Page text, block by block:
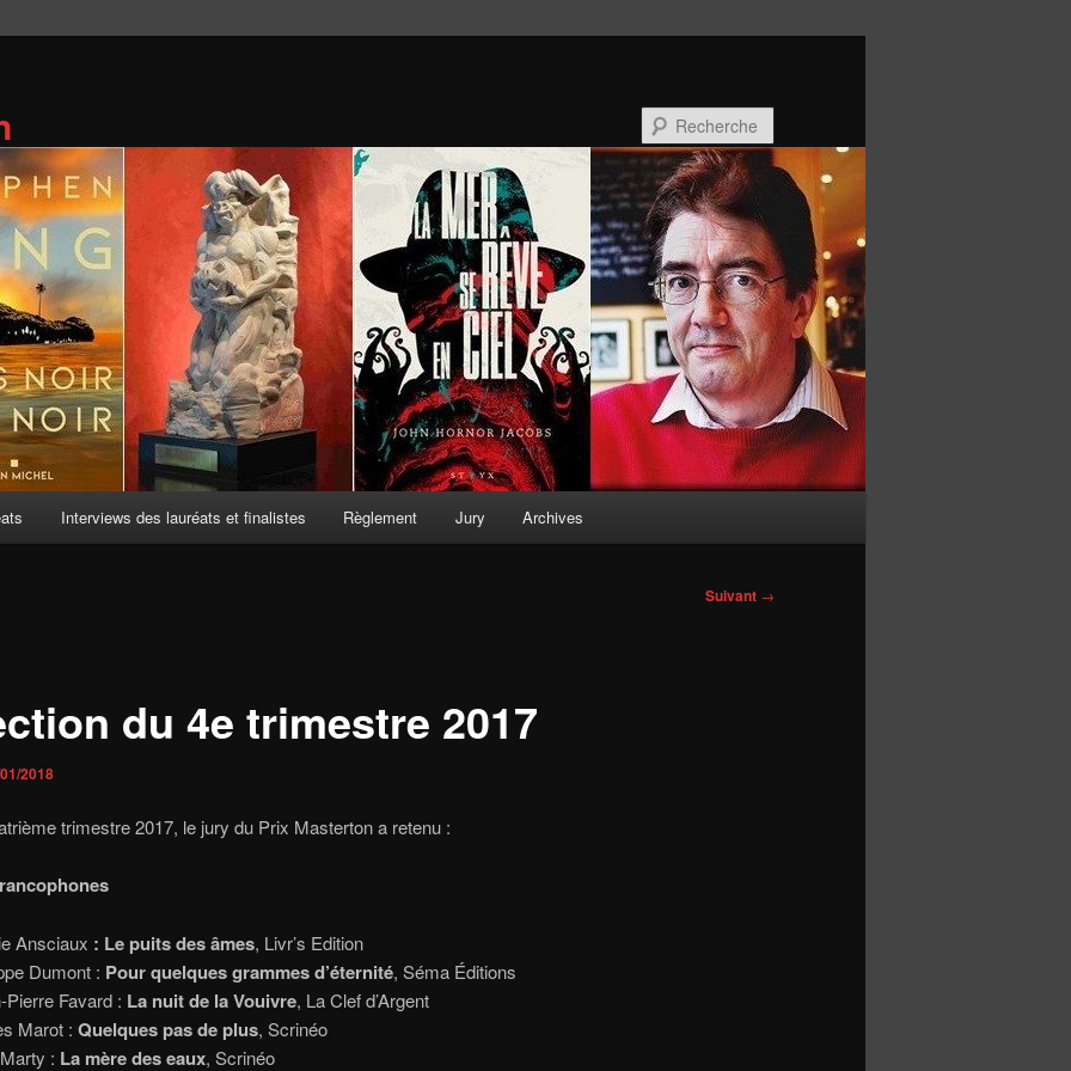
Interviews des lauréats et finalistes Règlement Jury Archives
Suivant →
du 4e trimestre 2017
2018
trimestre 2017, le jury du Prix Masterton a retenu :
Ansciaux : Le puits des âmes, Livr’s Edition
Dumont : Pour quelques grammes d’éternité, Séma Éditions
Pierre Favard : La nuit de la Vouivre, La Clef d’Argent
Marot :Quelques pas de plus, Scrinéo
: La mère des eaux, Scrinéo